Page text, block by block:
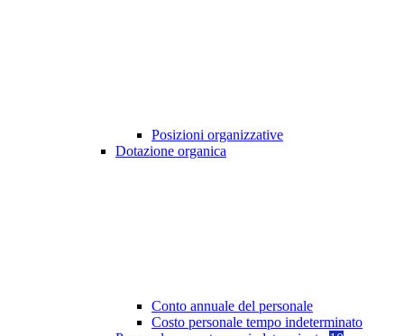
Posizioni organizzative
Dotazione organica
Conto annuale del personale
Costo personale tempo indeterminato